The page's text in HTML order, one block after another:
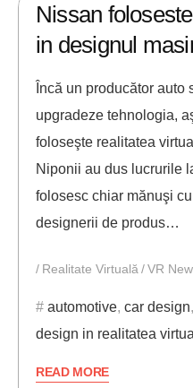
Nissan
in designul
Încă un producător auto
upgradeze tehnologia,
foloseşte realitatea
Niponii au dus lucrurile
folosesc chiar mănuşi
designerii de produs…
Realitate Virtuală VR
automotive, car design,
design in realitatea
READ MORE